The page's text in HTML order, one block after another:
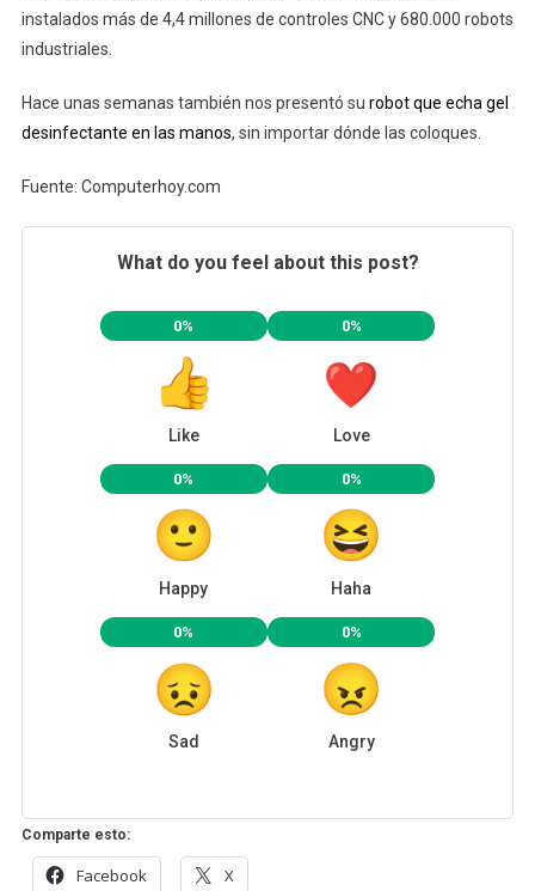
instalados más de 4,4 millones de controles CNC y 680.000 robots
industriales.
Hace unas semanas también nos presentó su robot que echa gel
desinfectante en las manos, sin importar dónde las coloques.
Fuente: Computerhoy.com
What do you feel about this post?
0%
Like
0%
Love
0%
Happy
0%
Haha
0%
Sad
0%
Angry
Comparte esto:
Facebook X